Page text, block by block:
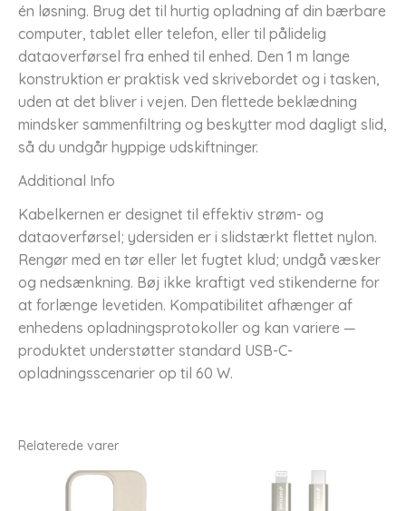
én løsning. Brug det til hurtig opladning af din bærbare
computer, tablet eller telefon, eller til pålidelig
dataoverførsel fra enhed til enhed. Den 1 m lange
konstruktion er praktisk ved skrivebordet og i tasken,
uden at det bliver i vejen. Den flettede beklædning
mindsker sammenfiltring og beskytter mod dagligt slid,
så du undgår hyppige udskiftninger.
Additional Info
Kabelkernen er designet til effektiv strøm- og
dataoverførsel; ydersiden er i slidstærkt flettet nylon.
Rengør med en tør eller let fugtet klud; undgå væsker
og nedsænkning. Bøj ikke kraftigt ved stikenderne for
at forlænge levetiden. Kompatibilitet afhænger af
enhedens opladningsprotokoller og kan variere —
produktet understøtter standard USB-C-
opladningsscenarier op til 60 W.
Relaterede varer